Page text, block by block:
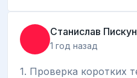
Станислав
1 год назад
1. Проверка коротких